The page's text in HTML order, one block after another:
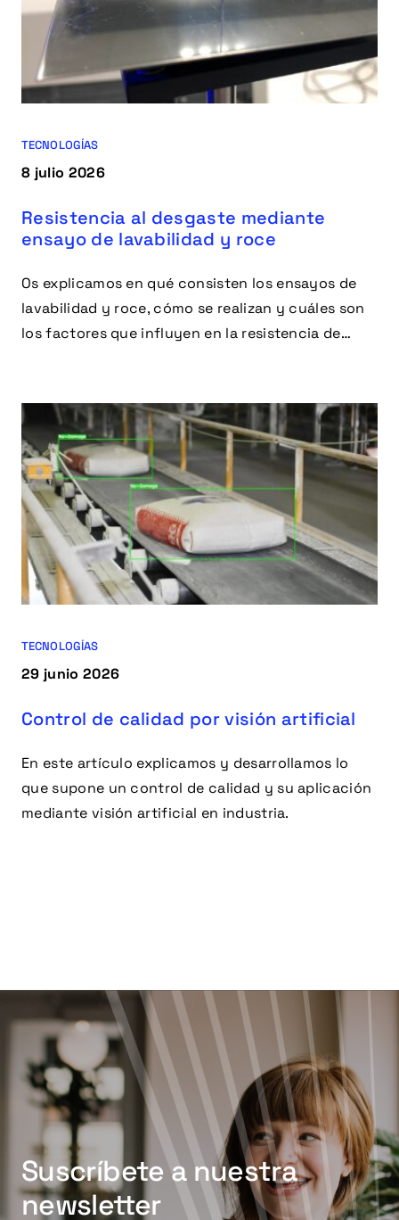
TECNOLOGÍAS
8 julio 2026
Resistencia al desgaste mediante
ensayo de lavabilidad y roce
Os explicamos en qué consisten los ensayos de
lavabilidad y roce, cómo se realizan y cuáles son
los factores que influyen en la resistencia de
TECNOLOGÍAS
29 junio 2026
Control de calidad por visión artificial
En este artículo explicamos y desarrollamos lo
que supone un control de calidad y su aplicación
mediante visión artificial en industria.
Suscríbete a nuestra
newsletter